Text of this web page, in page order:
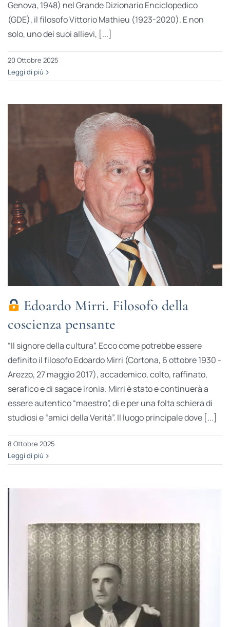
Genova, 1948) nel Grande Dizionario Enciclopedico
(GDE), il filosofo Vittorio Mathieu (1923-2020). E non
solo, uno dei suoi allievi, [...]
20 Ottobre 2025
Leggi di più
Edoardo Mirri. Filosofo della
coscienza pensante
“Il signore della cultura”. Ecco come potrebbe essere
definito il filosofo Edoardo Mirri (Cortona, 6 ottobre 1930 -
Arezzo, 27 maggio 2017), accademico, colto, raffinato,
serafico e di sagace ironia. Mirri è stato e continuerà a
essere autentico “maestro”, di e per una folta schiera di
studiosi e “amici della Verità”. Il luogo principale dove [...]
8 Ottobre 2025
Leggi di più